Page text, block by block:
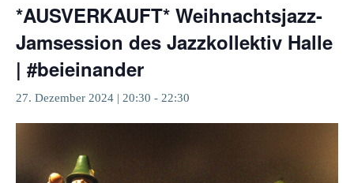
*AUSVERKAUFT* Weihnachtsjazz-
Jamsession des Jazzkollektiv Halle
| #beieinander
27. Dezember 2024 | 20:30 - 22:30